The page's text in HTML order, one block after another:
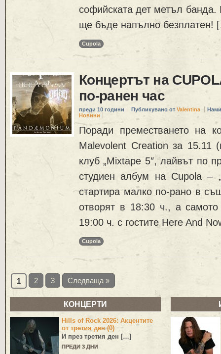
софийската дет метъл банда.
ще бъде напълно безплатен!
Cupola
Концертът на
по-ранен час
преди 10 години Публикувано от Valentina
Новини
Поради преместването на
Malevolent Creation за 15.11
клуб „Mixtape 5″, лайвът по
студиен албум на Cupola –
стартира малко по-рано в
отворят в 18:30 ч., а
19:00 ч. с гостите Here And
Cupola
1 2 3 Следваща »
КОНЦЕРТИ
Hills of Rock 2026: Акцентите
от третия ден (0)
И през третия ден […]
ПРЕДИ 3 ДНИ